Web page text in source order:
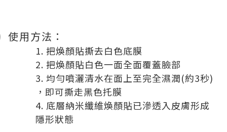
使用方法：
把煥顏貼撕去白色底膜
把煥顏貼白色一面全面覆蓋臉部
均勻噴灑清水在面上至完全濕潤(約3秒)
，即可撕走黑色托膜
底層納米纖維煥顏貼已滲透入皮膚形成
隱形狀態